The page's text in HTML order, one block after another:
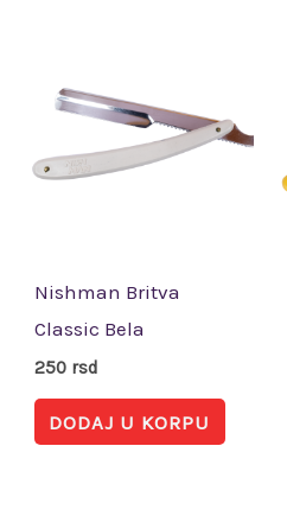
Nishman Britva
Classic Bela
250 rsd
DODAJ U KORPU